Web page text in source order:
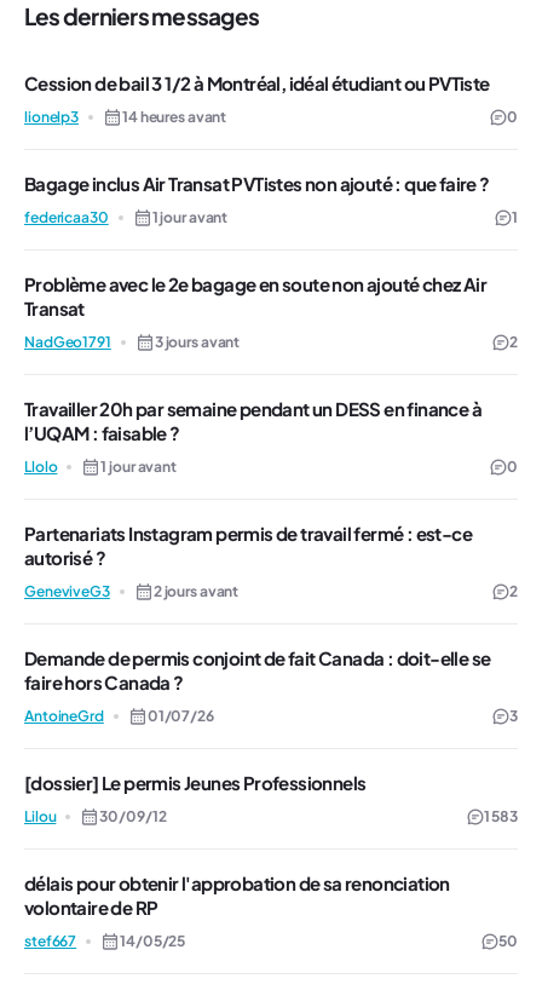
Les derniers messages
Cession de bail 3 1/2 à Montréal, idéal étudiant ou PVTiste
lionelp3 14 heures avant 0
Bagage inclus Air Transat PVTistes non ajouté : que faire ?
federicaa30 1 jour avant 1
Problème avec le 2e bagage en soute non ajouté chez Air
Transat
NadGeo1791 3 jours avant 2
Travailler 20h par semaine pendant un DESS en finance à
l’UQAM : faisable ?
Llolo 1 jour avant 0
Partenariats Instagram permis de travail fermé : est-ce
autorisé ?
GeneviveG3 2 jours avant 2
Demande de permis conjoint de fait Canada : doit-elle se
faire hors Canada ?
AntoineGrd 01/07/26 3
[dossier] Le permis Jeunes Professionnels
Lilou 30/09/12 1 583
délais pour obtenir l'approbation de sa renonciation
volontaire de RP
stef667 14/05/25 50